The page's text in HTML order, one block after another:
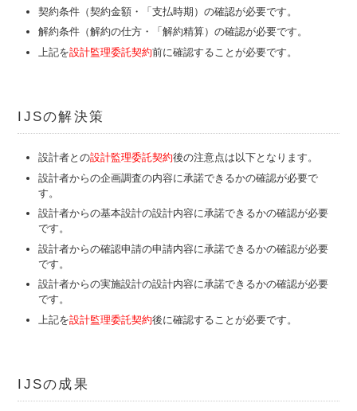
契約条件 （契約金額・「支払時期）の確認が必要です。
解約条件 （解約の仕方・「解約精算）の確認が必要です。
上記を設計監理委託契約前に確認することが必要です。
IJSの解決策
設計者との設計監理委託契約後の注意点は以下となります。
設計者からの企画調査の内容に承諾できるかの確認が必要で
す。
設計者からの基本設計の設計内容に承諾できるかの確認が必要
です。
設計者からの確認申請の申請内容に承諾できるかの確認が必要
です。
設計者からの実施設計の設計内容に承諾できるかの確認が必要
です。
上記を設計監理委託契約後に確認することが必要です。
IJSの成果